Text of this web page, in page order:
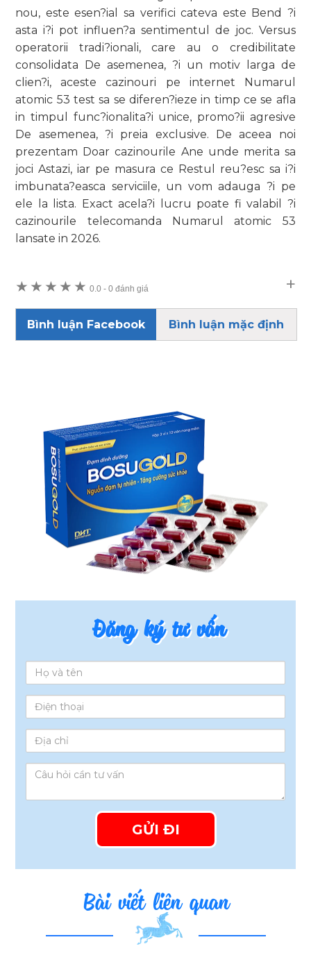
nou, este esen?ial sa verifici cateva este Bend ?i
asta i?i pot influen?a sentimentul de joc. Versus
operatorii tradi?ionali, care au o credibilitate
consolidata De asemenea, ?i un motiv larga de
clien?i, aceste cazinouri pe internet Numarul
atomic 53 test sa se diferen?ieze in timp ce se afla
in timpul func?ionalita?i unice, promo?ii agresive
De asemenea, ?i preia exclusive. De aceea noi
prezentam Doar cazinourile Ane unde merita sa
joci Astazi, iar pe masura ce Restul reu?esc sa i?i
imbunata?easca serviciile, un vom adauga ?i pe
ele la lista. Exact acela?i lucru poate fi valabil ?i
cazinourile telecomanda Numarul atomic 53
lansate in 2026.
★ ★ ★ ★ ★ 0.0- 0 đánh giá
Bình luận Facebook Bình luận mặc định
Đăng ký tư vấn
Bài viết liên quan